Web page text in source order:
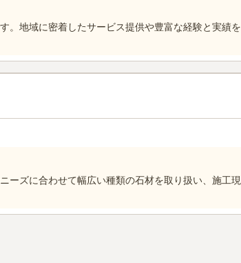
。地域に密着したサービス提供や豊富な経験と実績を
ーズに合わせて幅広い種類の石材を取り扱い、施工現